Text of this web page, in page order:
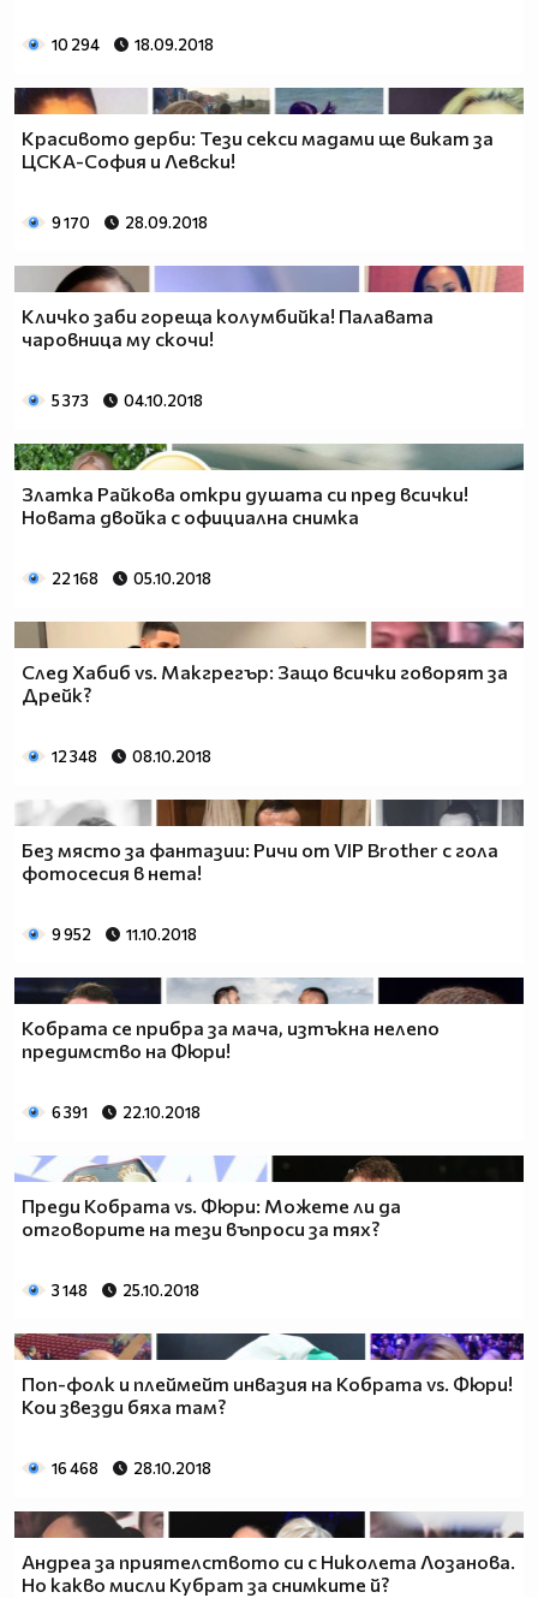
10 294 18.09.2018
Красивото дерби: Тези секси мадами ще викат за
ЦСКА-София и Левски!
9 170 28.09.2018
Кличко заби гореща колумбийка! Палавата
чаровница му скочи!
5 373 04.10.2018
Златка Райкова откри душата си пред всички!
Новата двойка с официална снимка
22 168 05.10.2018
След Хабиб vs. Макгрегър: Защо всички говорят за
Дрейк?
12 348 08.10.2018
Без място за фантазии: Ричи от VIP Brother с гола
фотосесия в нета!
9 952 11.10.2018
Кобрата се прибра за мача, изтъкна нелепо
предимство на Фюри!
6 391 22.10.2018
Преди Кобрата vs. Фюри: Можете ли да
отговорите на тези въпроси за тях?
3 148 25.10.2018
Поп-фолк и плеймейт инвазия на Кобрата vs. Фюри!
Кои звезди бяха там?
16 468 28.10.2018
Андреа за приятелството си с Николета Лозанова.
Но какво мисли Кубрат за снимките й?